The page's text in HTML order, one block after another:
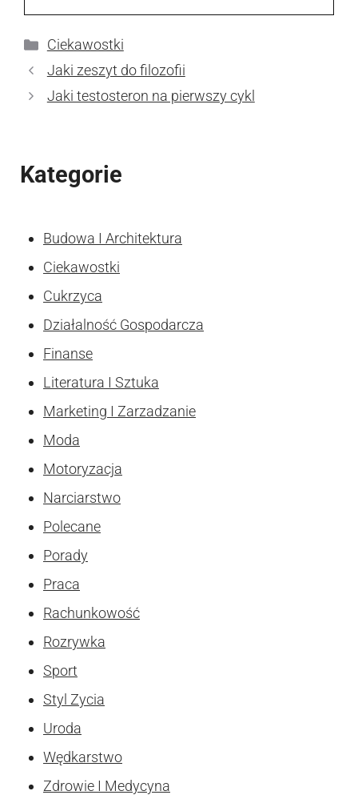
Kategorie
Ciekawostki
Jaki zeszyt do filozofii
Jaki testosteron na pierwszy cykl
Kategorie
Budowa I Architektura
Ciekawostki
Cukrzyca
Działalność Gospodarcza
Finanse
Literatura I Sztuka
Marketing I Zarzadzanie
Moda
Motoryzacja
Narciarstwo
Polecane
Porady
Praca
Rachunkowość
Rozrywka
Sport
Styl Zycia
Uroda
Wędkarstwo
Zdrowie I Medycyna